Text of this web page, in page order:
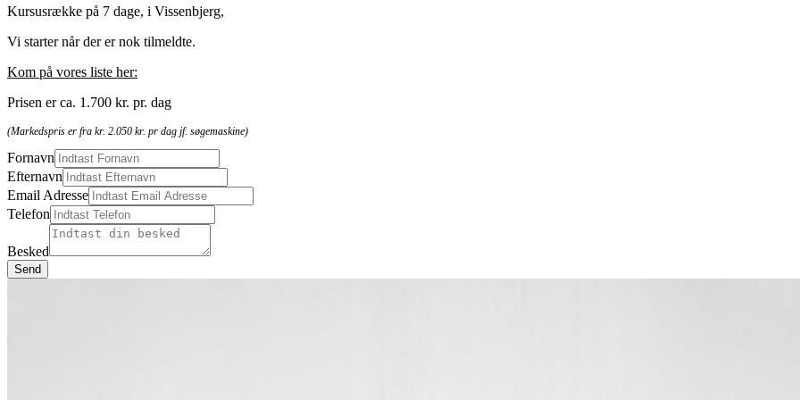
Kursusrække på 7 dage, i Vissenbjerg,
Vi starter når der er nok tilmeldte.
Kom på vores liste her:
Prisen er ca. 1.700 kr. pr. dag
(Markedspris er fra kr. 2.050 kr. pr dag jf. søgemaskine)
Fornavn
Efternavn
Email Adresse
Telefon
Besked
Send